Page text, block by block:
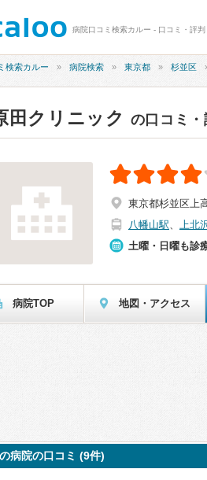
病院口コミ検索カルー - 口コミ・評
検索カルー 病院検索 東京都 杉並区
田クリニック の口コミ・
東京都杉並区上
八幡山駅、 上北
土曜・日曜も診
病院TOP 地図・アクセス
病院の口コミ (9件)